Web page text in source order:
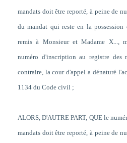
mandats doit être reporté, à peine de
du mandat qui reste en la
remis à Monsieur et Madame X...,
numéro d'inscription au registre des
contraire, la cour d'appel a dénaturé
1134 du Code civil ;
ALORS, D'AUTRE PART, QUE le
mandats doit être reporté, à peine de